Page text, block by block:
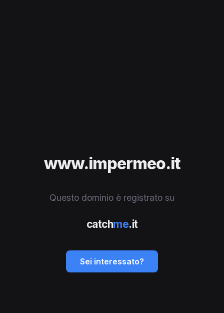
www.impermeo.it
Questo dominio è registrato su
catchme.it
Sei interessato?